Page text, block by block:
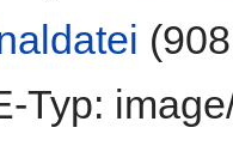
Typ: